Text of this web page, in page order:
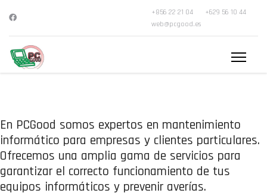
+856 22 21 04
+629 56 10 44
web@pcgood.es
En PCGood somos expertos en mantenimiento
informático para empresas y clientes particulares.
Ofrecemos una amplia gama de servicios para
garantizar el correcto funcionamiento de tus
equipos informáticos y prevenir averías.